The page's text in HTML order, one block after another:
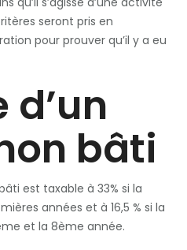
seront pris en
pour prouver qu’il y a eu
d’un
bâti
est taxable à 33% si la
années et à 16,5 % si la
et la 8ème année.